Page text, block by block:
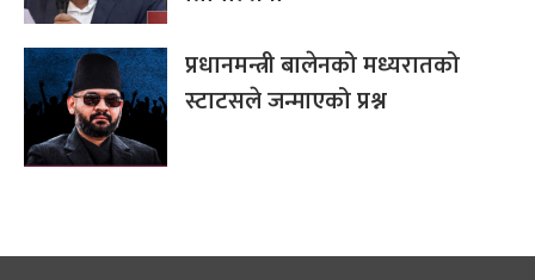
प्रधानमन्त्री बालेनको मध्यरातको
स्टाटसले जन्माएको प्रश्न